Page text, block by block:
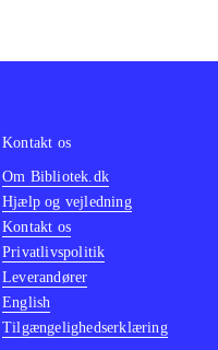
Kontakt os
Om Bibliotek.dk
Hjælp og vejledning
Kontakt os
Privatlivspolitik
Leverandører
English
Tilgængelighedserklæring